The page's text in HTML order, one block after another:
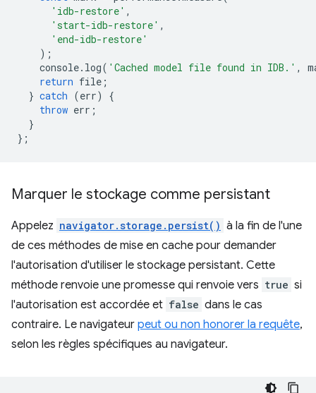
'idb-restore' ,
'start-idb-restore' ,
'end-idb-restore'
);
console. log( 'Cached model file found in IDB.' ,
return file ;
} catch (err)
{
throw err ;
}
};
Marquer le stockage comme persistant
Appelez navigator.storage.persist() à la fin de l'une
de ces méthodes de mise en cache pour demander
l'autorisation d'utiliser le stockage persistant. Cette
méthode renvoie une promesse qui renvoie vers true si
l'autorisation est accordée et false dans le cas
contraire. Le navigateur peut ou non honorer la requête,
selon les règles spécifiques au navigateur.